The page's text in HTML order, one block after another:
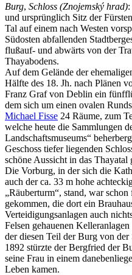
Burg, Schloss (Znojemský hrad)
und ursprünglich Sitz der
Tal auf einem nach Westen
Südosten abfallenden
flußauf- und abwärts von der
Thayabodens.
Auf dem Gelände der
Hälfte des 18. Jh. nach Plänen
Franz Graf von Deblin ein
dem sich um einen ovalen
Michael Fisse 24 Räume, zum
welche heute die Sammlungen
Landschaftsmuseums“
Geschoss tiefer liegenden
schöne Aussicht in das Thayatal
Die Vorburg, in der sich die
auch der ca. 33 m hohe
„Räuberturm“, stand, war
gekommen, die dort ein
Verteidigungsanlagen auch
Felsen gehauenen
der diesen Teil der Burg von der
1892 stürzte der Bergfried der
seine Frau in einem
Leben kamen.